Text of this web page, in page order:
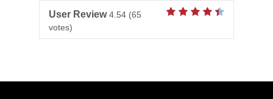
User Review 4.54 (65
votes)